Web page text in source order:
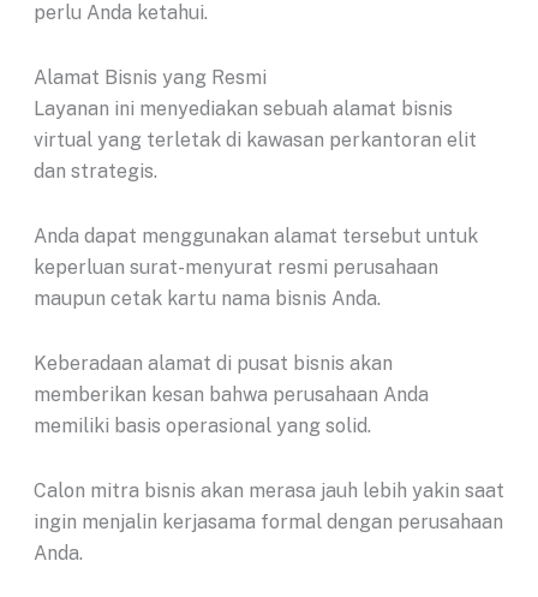
perlu Anda ketahui.
Alamat Bisnis yang Resmi
Layanan ini menyediakan sebuah alamat bisnis
virtual yang terletak di kawasan perkantoran elit
dan strategis.
Anda dapat menggunakan alamat tersebut untuk
keperluan surat-menyurat resmi perusahaan
maupun cetak kartu nama bisnis Anda.
Keberadaan alamat di pusat bisnis akan
memberikan kesan bahwa perusahaan Anda
memiliki basis operasional yang solid.
Calon mitra bisnis akan merasa jauh lebih yakin saat
ingin menjalin kerjasama formal dengan perusahaan
Anda.